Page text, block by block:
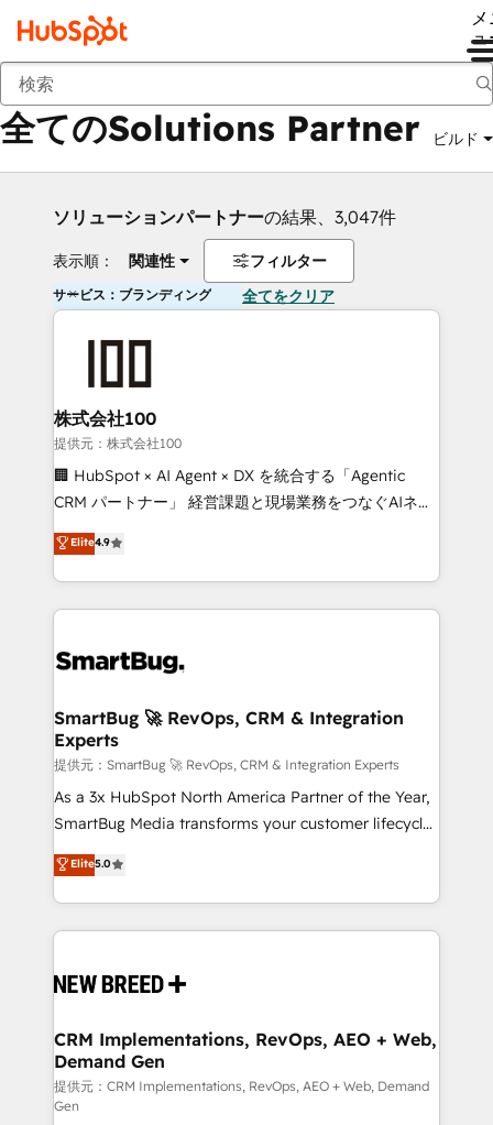
ュ
戻る
全てのSolutions Partner ビルド
ソリューションパートナーの結果、3,047件
表示順： 関連性 フィルター
サービス：ブランディング 全てをクリア
株式会社100
提供元：株式会社100
🏢 HubSpot × AI Agent × DX を統合する「Agentic
CRM パートナー」 経営課題と現場業務をつなぐAIネイ
ティブ・エージェンシーとして、HubSpot Eliteの実装
力で顧客フロント業務を再設計します。 💡 100inc は何
をする会社か？ HubSpotを共通基盤に、AIエージェン
トを組み込んだ顧客フロント業務（マーケティング・営
ィブ・エージェンシーです。事業部・グループ会社・部
を、CRMを軸とした全社共通基盤に再構築します。意
思決定者・PMO・現場担当者に並走します。 1️⃣
HubSpot導入・活用支援 顧客データの一元化から、
GTMの見える化・自動化まで。全Hub統合運用、デー
タ品質設計、グループ横断のCRM統合に対応します。
の一部をAIが自律実行する組織への移行を設計・実装。
Breeze・Claude等をHubSpotと連携させ、役割定義・
革を、構想から実装・定着までPMOとして主導。「設
の統合・浸透・変革管理を実行します。 ▸ CMS戦略設
計・構築：リード獲得・CVR・SEOを前提にした情報設
計・導線設計・テンプレート設計をContent Hubで一体
提供。 ▸ 既存CRM・MAからの移行支援：Salesforce・
Elite4.9
SmartBug 🚀 RevOps, CRM & Integration
Experts
提供元：SmartBug 🚀 RevOps, CRM & Integration Experts
As a 3x HubSpot North America Partner of the Year,
SmartBug Media transforms your customer lifecycle
into a revenue engine. Our unified ecosystem
includes specialized divisions Globalia (AI &
Software) and Point Success Media (Paid Media),
making this the official home for all three brands. 🔄
and system integrations powered by Globalia’s
trainers to drive platform adoption. 📈 Revenue
Generation - Full-funnel marketing and high-
performance advertising via Point Success Media. -
Expert deployment of Breeze AI and custom agents
Elite5.0
CRM Implementations, RevOps, AEO + Web,
Demand Gen
提供元：CRM Implementations, RevOps, AEO + Web, Demand
Gen